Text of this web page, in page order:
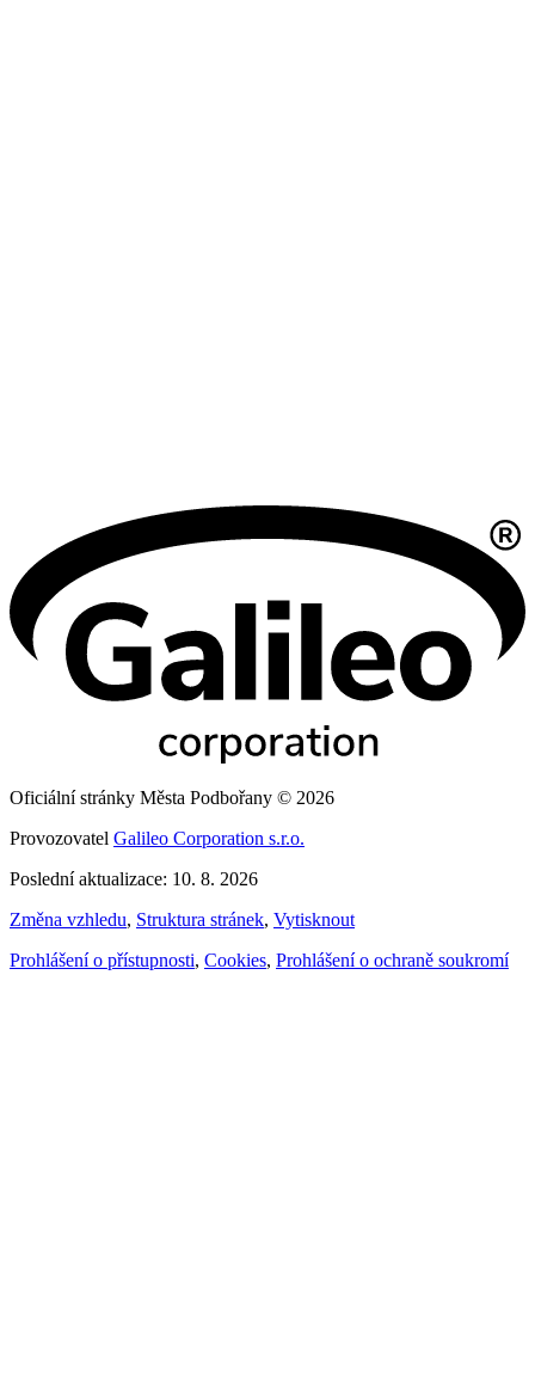
Oficiální stránky Města Podbořany © 2026
Provozovatel Galileo Corporation s.r.o.
Poslední aktualizace: 10. 8. 2026
Změna vzhledu, Struktura stránek, Vytisknout
Prohlášení o přístupnosti, Cookies, Prohlášení o ochraně soukromí